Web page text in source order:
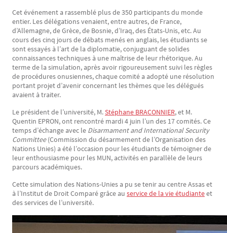
Cet événement a rassemblé plus de 350 participants du monde
entier. Les délégations venaient, entre autres, de France,
d’Allemagne, de Grèce, de Bosnie, d’Iraq, des États-Unis, etc. Au
cours des cinq jours de débats menés en anglais, les étudiants se
sont essayés à l’art de la diplomatie, conjuguant de solides
connaissances techniques à une maîtrise de leur rhétorique. Au
terme de la simulation, après avoir rigoureusement suivi les règles
de procédures onusiennes, chaque comité a adopté une résolution
portant projet d’avenir concernant les thèmes que les délégués
avaient à traiter.
Le président de l’université, M.Stéphane BRACONNIER, et M.
Quentin EPRON, ont rencontré mardi 4 juin l’un des 17 comités. Ce
temps d’échange avec le Disarmament and International Security
Committee(Commission du désarmement de l’Organisation des
Nations Unies) a été l’occasion pour les étudiants de témoigner de
leur enthousiasme pour les MUN, activités en parallèle de leurs
parcours académiques.
Cette simulation des Nations-Unies a pu se tenir au centre Assas et
à l’Institut de Droit Comparé grâce au service de la vie étudianteet
des services de l’université.